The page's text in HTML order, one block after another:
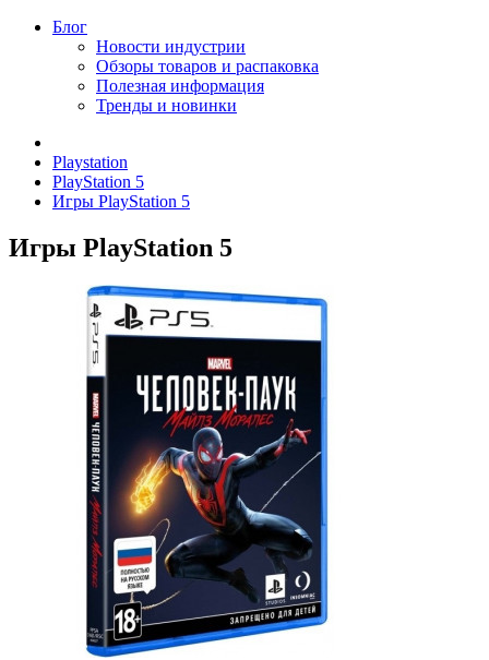
Блог
Новости индустрии
Обзоры товаров и распаковка
Полезная информация
Тренды и новинки
Playstation
PlayStation 5
Игры PlayStation 5
Игры PlayStation 5